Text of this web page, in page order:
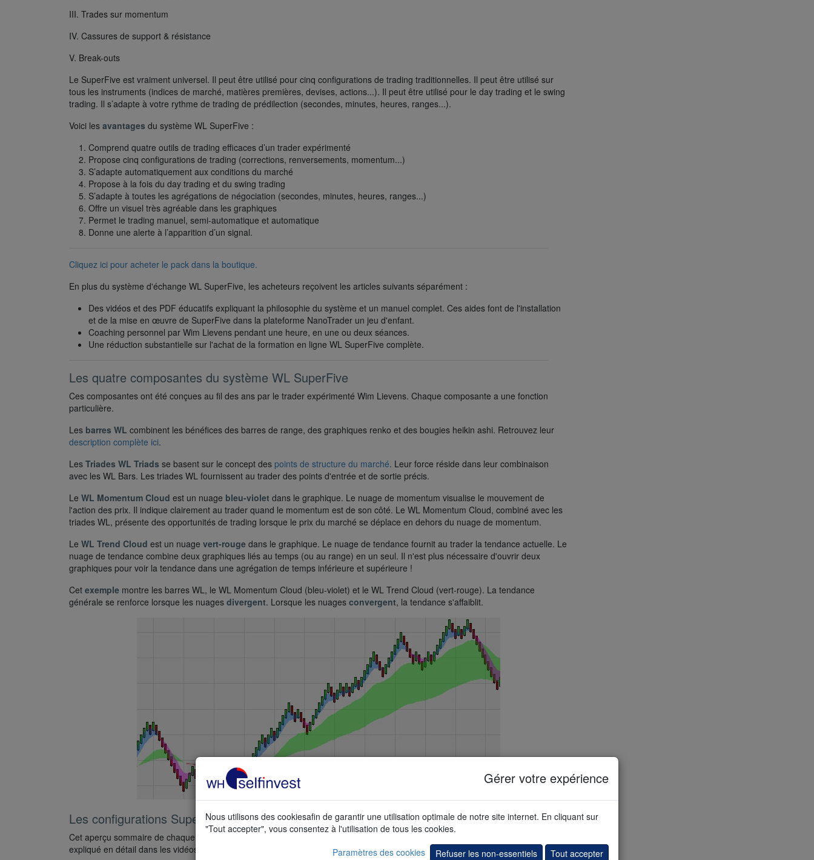
III. Trades sur momentum
IV. Cassures de support & résistance
V. Break-outs
Le SuperFive est vraiment universel. Il peut être utilisé pour cinq configurations de trading traditionnelles. Il peut être utilisé sur
tous les instruments (indices de marché, matières premières, devises, actions...). Il peut être utilisé pour le day trading et le swing
trading. Il s’adapte à votre rythme de trading de prédilection (secondes, minutes, heures, ranges...).
Voici les avantages du système WL SuperFive :
Comprend quatre outils de trading efficaces d’un trader expérimenté
Propose cinq configurations de trading (corrections, renversements, momentum...)
S’adapte automatiquement aux conditions du marché
Propose à la fois du day trading et du swing trading
S’adapte à toutes les agrégations de négociation (secondes, minutes, heures, ranges...)
Offre un visuel très agréable dans les graphiques
Permet le trading manuel, semi-automatique et automatique
Donne une alerte à l’apparition d’un signal.
Cliquez ici pour acheter le pack dans la boutique.
En plus du système d'échange WL SuperFive, les acheteurs reçoivent les articles suivants séparément :
Des vidéos et des PDF éducatifs expliquant la philosophie du système et un manuel complet. Ces aides font de l'installation
et de la mise en œuvre de SuperFive dans la plateforme NanoTrader un jeu d'enfant.
Coaching personnel par Wim Lievens pendant une heure, en une ou deux séances.
Une réduction substantielle sur l'achat de la formation en ligne WL SuperFive complète.
Les quatre composantes du système WL SuperFive
Ces composantes ont été conçues au fil des ans par le trader expérimenté Wim Lievens. Chaque composante a une fonction
particulière.
Les barres WL combinent les bénéfices des barres de range, des graphiques renko et des bougies heikin ashi. Retrouvez leur
description complète ici.
Les Triades WL Triads se basent sur le concept des points de structure du marché. Leur force réside dans leur combinaison
avec les WL Bars. Les triades WL fournissent au trader des points d'entrée et de sortie précis.
Le WL Momentum Cloud est un nuage bleu-violet dans le graphique. Le nuage de momentum visualise le mouvement de
l'action des prix. Il indique clairement au trader quand le momentum est de son côté. Le WL Momentum Cloud, combiné avec les
triades WL, présente des opportunités de trading lorsque le prix du marché se déplace en dehors du nuage de momentum.
Le WL Trend Cloud est un nuage vert-rouge dans le graphique. Le nuage de tendance fournit au trader la tendance actuelle. Le
nuage de tendance combine deux graphiques liés au temps (ou au range) en un seul. Il n'est plus nécessaire d'ouvrir deux
graphiques pour voir la tendance dans une agrégation de temps inférieure et supérieure !
Cet exemple montre les barres WL, le WL Momentum Cloud (bleu-violet) et le WL Trend Cloud (vert-rouge). La tendance
générale se renforce lorsque les nuages divergent. Lorsque les nuages convergent, la tendance s'affaiblit.
Les configurations SuperFive
Cet aperçu sommaire de chaque système de trading vous donne une très bonne première impression. Chaque système est
expliqué en détail dans les vidéos. Les vidéos sont incluses avec l'achat du système de trading SuperFive.
Gérer votre expérience
Nous utilisons des cookiesafin de garantir une utilisation optimale de notre site internet. En cliquant sur
"Tout accepter", vous consentez à l'utilisation de tous les cookies.
Paramètres des cookies
Refuser les non-essentiels Tout accepter